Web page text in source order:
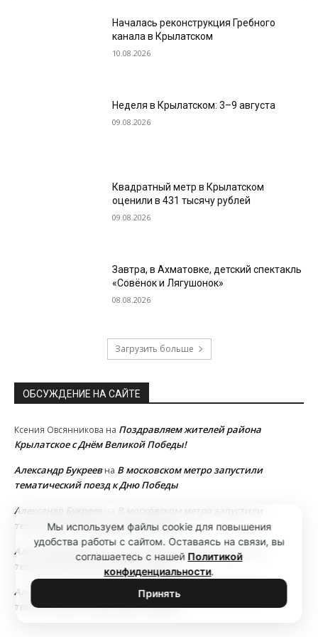
Началась реконструкция Гребного
канала в Крылатском
10.08.2026
Неделя в Крылатском: 3–9 августа
09.08.2026
Квадратный метр в Крылатском
оценили в 431 тысячу рублей
09.08.2026
Завтра, в Ахматовке, детский спектакль
«Совёнок и Лягушонок»
08.08.2026
Загрузить больше
ОБСУЖДЕНИЕ НА САЙТЕ
Ксения Овсянникова на Поздравляем жителей района
Крылатское с Днём Великой Победы!
Александр Букреевна В московском метро запустили
тематический поезд к Дню Победы
Александр Букреев
В московском метро запустили
тематический поезд к Дню Победы
Александр Букреев
В московском метро запустили
тематический поезд к Дню Победы
Александр Букреев
В московском метро запустили
тематический поезд к Дню Победы
Мы используем файлы cookie для повышения
удобства работы с сайтом. Оставаясь на связи, вы
соглашаетесь с нашей Политикой
конфиденциальности.
Принять